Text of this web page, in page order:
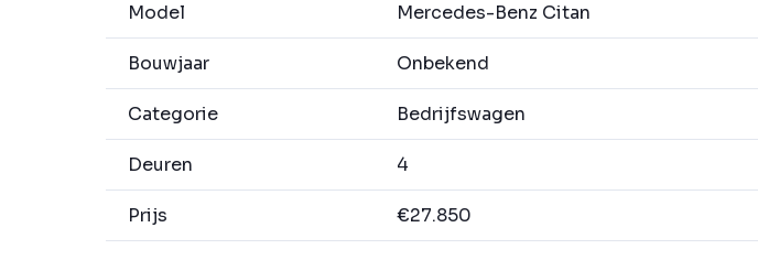
Model Mercedes-Benz Citan
Bouwjaar Onbekend
Categorie Bedrijfswagen
Deuren 4
Prijs €27.850